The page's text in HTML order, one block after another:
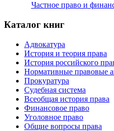
Частное право и
Каталог книг
Адвокатура
История и теория права
История российского
Нормативные правовые
Прокуратура
Судебная система
Всеобщая история права
Финансовое право
Уголовное право
Общие вопросы права